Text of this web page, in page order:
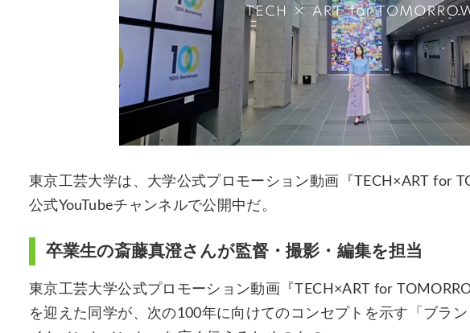
東京工芸大学は、大学公式プロモーション動画『TECH×ART for
公式YouTubeチャンネルで公開中だ。
卒業生の斎藤真澄さんが監督・撮影・編集を担当
東京工芸大学公式プロモーション動画『TECH×ART for
を迎えた同学が、次の100年に向けてのコンセプトを示す「ブラ